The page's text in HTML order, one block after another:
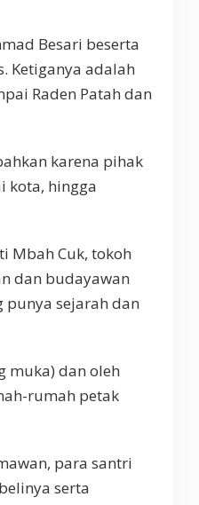
Besari beserta
Ketiganya adalah
Raden Patah dan
karena pihak
kota, hingga
Mbah Cuk, tokoh
dan budayawan
punya sejarah dan
muka) dan oleh
rumah petak
para santri
serta